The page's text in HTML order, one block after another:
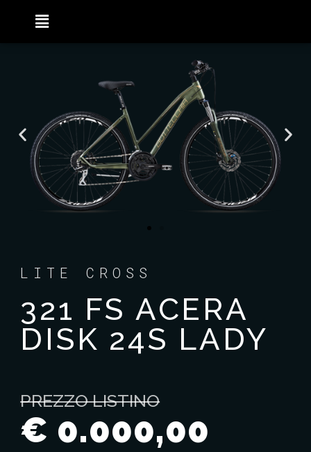
LITE CROSS
321 FS ACERA
DISK 24S LADY
PREZZO LISTINO
€ 0.000,00